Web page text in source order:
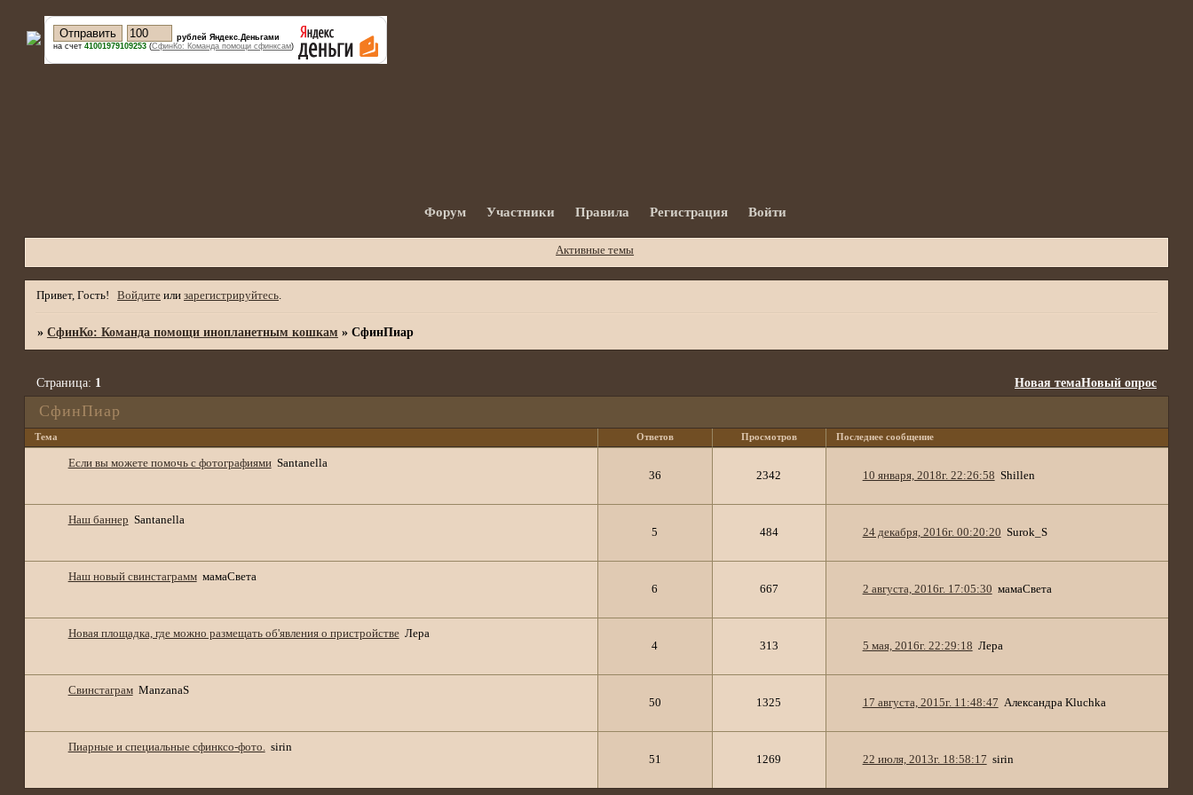
рублей Яндекс.Деньгами
на счет 41001979109253(СфинКо: Команда помощи сфинксам)
Форум Участники Правила Регистрация Войти
Активные темы
Привет, Гость! Войдите или зарегистрируйтесь.
» СфинКо: Команда помощи инопланетным кошкам » СфинПиар
СфинПиар
Страница: 1 Новая темаНовый опрос
Тема Ответов Просмотров Последнее сообщение
Если вы можете помочь с фотографиями Santanella
36
2342 10 января, 2018г. 22:26:58 Shillen
Наш баннер Santanella
5
484 24 декабря, 2016г. 00:20:20 Surok_S
Наш новый свинстаграмм мамаСвета
6
667 2 августа, 2016г. 17:05:30 мамаСвета
Новая площадка, где можно размещать об'явления о пристройстве Лера
4
313 5 мая, 2016г. 22:29:18 Лера
Свинстаграм ManzanaS
50
1325 17 августа, 2015г. 11:48:47 Александра Kluchka
Пиарные и специальные сфинксо-фото. sirin
51
1269 22 июля, 2013г. 18:58:17 sirin